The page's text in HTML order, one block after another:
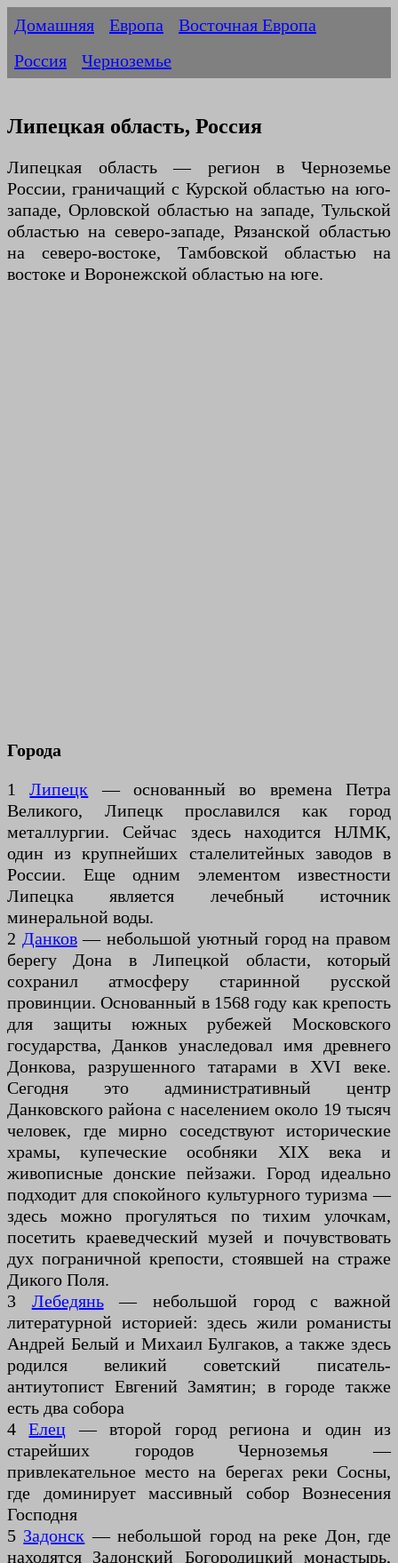
Домашняя Европа
Восточная Европа
Россия
Черноземье
Липецкая область, Россия
Липецкая область — регион в Черноземье
России, граничащий с Курской областью на юго-
западе, Орловской областью на западе, Тульской
областью на северо-западе, Рязанской областью
на северо-востоке, Тамбовской областью на
востоке и Воронежской областью на юге.
Города
1Липецк — основанный во времена Петра
Великого, Липецк прославился как город
металлургии. Сейчас здесь находится НЛМК,
один из крупнейших сталелитейных заводов в
России. Еще одним элементом известности
Липецка является лечебный источник
минеральной воды.
2 Данков— небольшой уютный город на правом
берегу Дона в Липецкой области, который
сохранил атмосферу старинной русской
провинции. Основанный в 1568 году как крепость
для защиты южных рубежей Московского
государства, Данков унаследовал имя древнего
Донкова, разрушенного татарами в XVI веке.
Сегодня это административный центр
Данковского района с населением около 19 тысяч
человек, где мирно соседствуют исторические
храмы, купеческие особняки XIX века и
живописные донские пейзажи. Город идеально
подходит для спокойного культурного туризма —
здесь можно прогуляться по тихим улочкам,
посетить краеведческий музей и почувствовать
дух пограничной крепости, стоявшей на страже
Дикого Поля.
3 Лебедянь— небольшой город с важной
литературной историей: здесь жили романисты
Андрей Белый и Михаил Булгаков, а также здесь
родился великий советский писатель-
антиутопист Евгений Замятин; в городе также
есть два собора
4Елец — второй город региона и один из
старейших городов Черноземья —
привлекательное место на берегах реки Сосны,
где доминирует массивный собор Вознесения
Господня
5 Задонск — небольшой город на реке Дон, где
находятся Задонский Богородицкий монастырь,